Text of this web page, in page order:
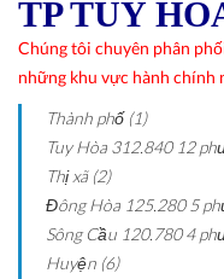
TP TUY
Chúng tôi chuyên phân
những khu vực hành chính
Thành phố (1)
Tuy Hòa 312.840 12
Thị xã (2)
Đông Hòa 125.280 5
Sông Cầu 120.780 4
Huyện (6)